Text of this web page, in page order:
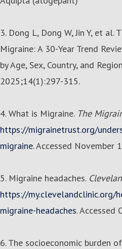
3. Dong L, Dong W, Jin Y, et
Migraine: A 30-Year Trend
by Age, Sex, Country, and
2025;14(1):297-315.
4. What is Migraine. The
https://migrainetrust.org/
migraine. Accessed November
5. Migraine headaches.
https://my.clevelandclinic.org/
migraine-headaches. Accessed
6. The socioeconomic burden